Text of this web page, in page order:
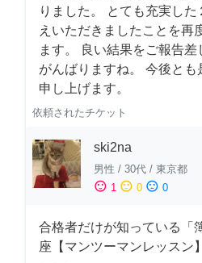
りました。 とても充実し
えいただきましたことを再
ます。 良い結果をご報告差
がんばりますね。 今後と
申し上げます。
依頼されたチケット
ski2na
男性 / 30代 / 東京都
sentiment_satisfied 1 sentiment_neutral 0 sentiment_dissatisfied 0
合格者だけが知っている「
座【マンツーマンレッスン】